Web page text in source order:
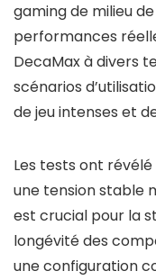
gaming de milieu
performances
DecaMax à divers
scénarios
de jeu intenses et
Les tests ont
une tension stable
est crucial pour la
longévité des
une configuration